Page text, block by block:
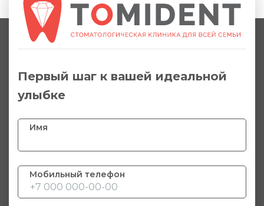
Первый шаг к вашей идеальной
улыбке
Имя
Мобильный телефон